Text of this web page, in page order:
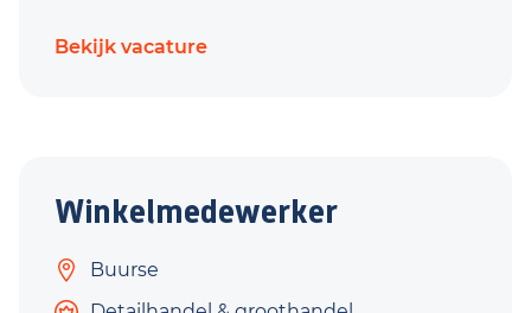
Bekijk vacature
Winkelmedewerker
Buurse